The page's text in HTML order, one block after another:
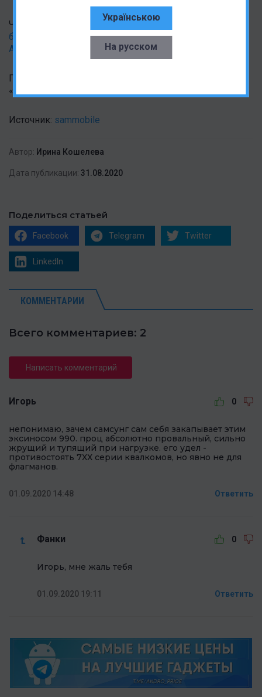
Українською
На русском
Читать также:
Samsung наполняют рынок
бюджетников – производитель тизерит выход Galaxy
A12
Подписывайтесь на Andro News в
«
Источник: sammobile
Автор: Ирина Кошелева
Дата публикации: 31.08.2020
Поделиться статьей
Facebook Telegram Twitter
LinkedIn
КОММЕНТАРИИ
Всего комментариев: 2
Написать комментарий
Игорь 0
непонимаю, зачем самсунг сам себя закапывает этим
эксиносом 990. проц абсолютно провальный, сильно
жрущий и тупящий при нагрузке. его удел -
противостоять 7ХХ серии квалкомов, но явно не для
флагманов.
01.09.2020 14:48 Ответить
Фанки 0
Игорь, мне жаль тебя
01.09.2020 19:11 Ответить